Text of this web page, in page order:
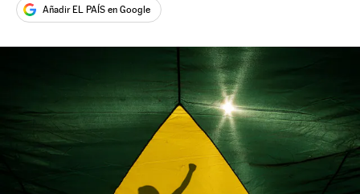
Añadir EL PAÍS en Google